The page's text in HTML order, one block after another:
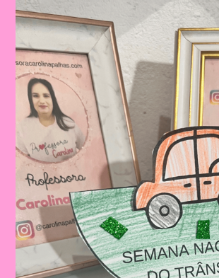
Trânsito|Despertando
A
Consciência
No
Trânsito:
Educação
Infantil
Ensino
Fundamental